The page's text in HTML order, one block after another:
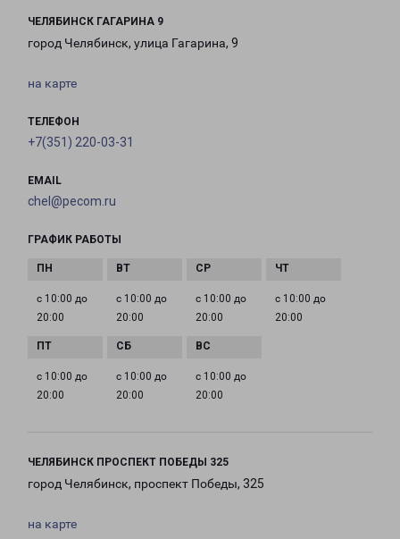
ЧЕЛЯБИНСК ГАГАРИНА 9
город Челябинск, улица Гагарина, 9
на карте
ТЕЛЕФОН
+7(351) 220-03-31
EMAIL
chel@pecom.ru
ГРАФИК РАБОТЫ
с 10:00 до
20:00
с 10:00 до
20:00
с 10:00 до
20:00
с 10:00 до
20:00
с 10:00 до
20:00
с 10:00 до
20:00
с 10:00 до
20:00
ЧЕЛЯБИНСК ПРОСПЕКТ ПОБЕДЫ 325
город Челябинск, проспект Победы, 325
на карте